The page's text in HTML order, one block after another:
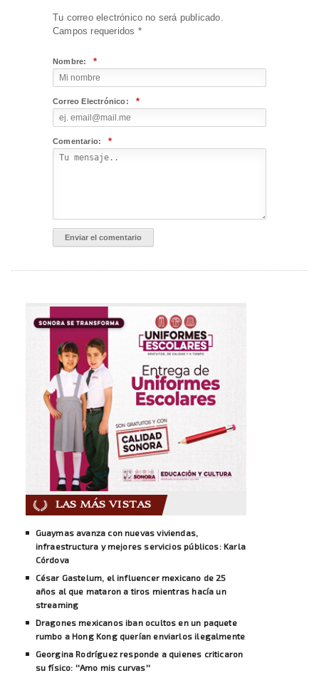
Tu correo electrónico no será publicado.
Campos requeridos *
Nombre: *
Correo Electrónico: *
Comentario: *
LAS MÁS VISTAS
Guaymas avanza con nuevas viviendas,
infraestructura y mejores servicios públicos: Karla
Córdova
César Gastelum, el influencer mexicano de 25
años al que mataron a tiros mientras hacía un
streaming
Dragones mexicanos iban ocultos en un paquete
rumbo a Hong Kong querían enviarlos ilegalmente
Georgina Rodríguez responde a quienes criticaron
su físico: ''Amo mis curvas''